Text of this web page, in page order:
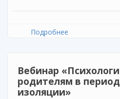
Подробнее
Вебинар
родителям в
изоляции»